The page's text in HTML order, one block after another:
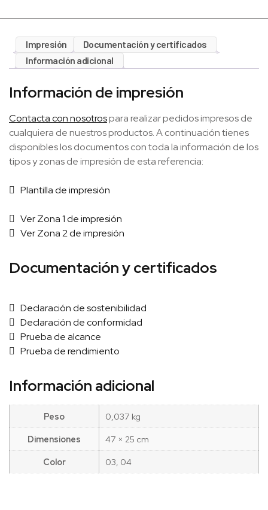
Impresión
Documentación y certificados
Información adicional
Información de impresión
Contacta con nosotrospara realizar pedidos impresos de
cualquiera de nuestros productos. A continuación tienes
disponibles los documentos con toda la información de los
tipos y zonas de impresión de esta referencia:
Plantilla de impresión
Ver Zona 1 de impresión
Ver Zona 2 de impresión
Documentación y certificados
Declaración de sostenibilidad
Declaración de conformidad
Prueba de alcance
Prueba de rendimiento
Información adicional
Peso
0,037 kg
Dimensiones
47 × 25 cm
Color
03, 04